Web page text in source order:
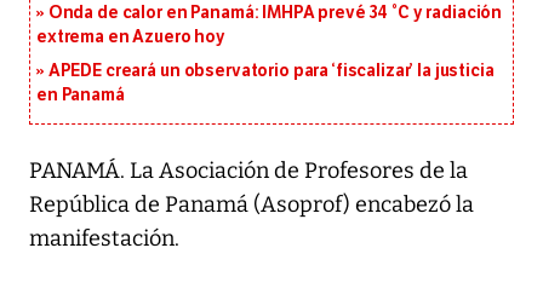
Onda de calor en Panamá: IMHPA prevé 34 °C y radiación
extrema en Azuero hoy
APEDE creará un observatorio para ‘fiscalizar’ la justicia
en Panamá
PANAMÁ. La Asociación de Profesores de la
República de Panamá (Asoprof) encabezó la
manifestación.